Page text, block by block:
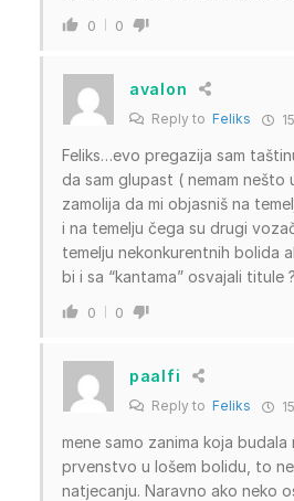
0 0
avalon
Reply to Feliks
Feliks…evo pregazija sam
da sam glupast ( nemam
zamolija da mi objasniš na
i na temelju čega su drugi
temelju nekonkurentnih bolida
bi i sa “kantama” osvajali titule ?
0 0
paalfi
Reply to Feliks
mene samo zanima koja
prvenstvo u lošem bolidu, to
natjecanju. Naravno ako neko